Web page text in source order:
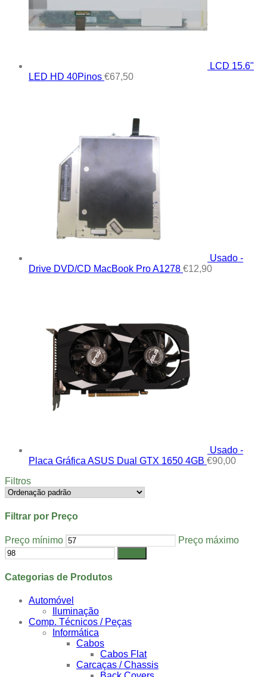
LCD 15.6"
LED HD 40Pinos €67,50
Usado -
Drive DVD/CD MacBook Pro A1278 €12,90
Usado -
Placa Gráfica ASUS Dual GTX 1650 4GB €90,00
Filtros
Filtrar por Preço
Preço mínimo Preço máximo
Categorias de Produtos
Automóvel
Iluminação
Comp. Técnicos / Peças
Informática
Cabos
Cabos Flat
Carcaças / Chassis